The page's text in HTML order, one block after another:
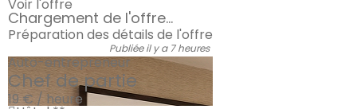
Voir l'offre
Chargement de l'offre...
Préparation des détails de l'offre
Publiée il y a 7 heures
Auto-entrepreneur
Chef de partie
19 € / heure